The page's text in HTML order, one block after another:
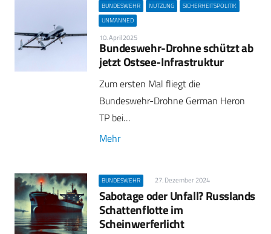
BUNDESWEHR NUTZUNG
SICHERHEITSPOLITIK
UNMANNED
10. April 2025
Bundeswehr-Drohne schützt ab
jetzt Ostsee-Infrastruktur
Zum ersten Mal fliegt die
Bundeswehr-Drohne German Heron
TP bei…
Mehr
BUNDESWEHR 27. Dezember 2024
Sabotage oder Unfall? Russlands
Schattenflotte im
Scheinwerferlicht